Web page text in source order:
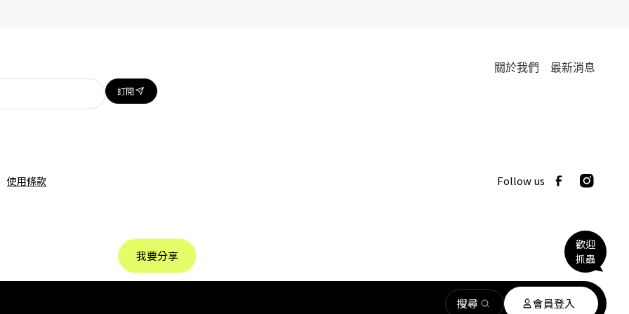
我要分享
歡迎
抓蟲
搜尋 會員登入
訂閱
關於我們 最新消息
使用條款 Follow us